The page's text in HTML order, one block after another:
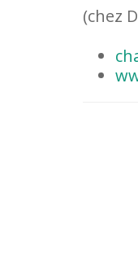
(chez